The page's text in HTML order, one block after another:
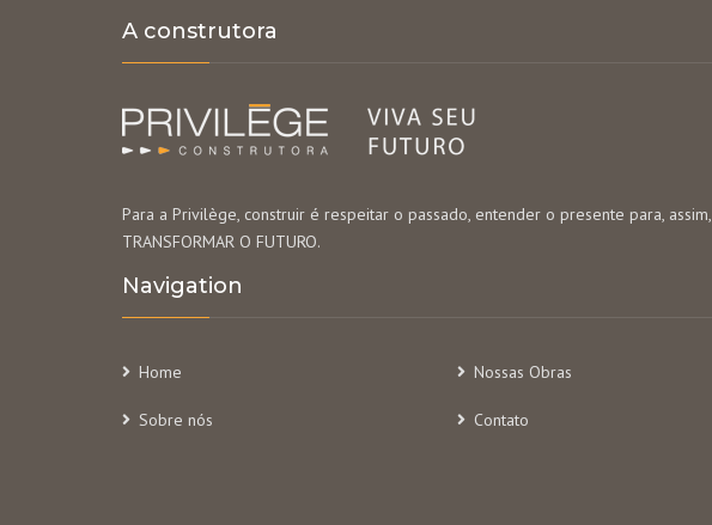
A construtora
Para a Privilège, construir é respeitar o passado, entender o presente para, assim,
TRANSFORMAR O FUTURO.
Navigation
Home Nossas Obras
Sobre nós Contato